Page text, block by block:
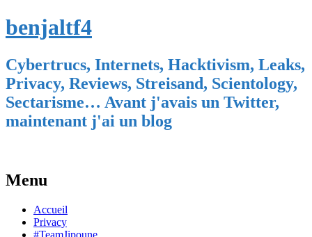
benjaltf4
Cybertrucs, Internets, Hacktivism, Leaks,
Privacy, Reviews, Streisand, Scientology,
Sectarisme… Avant j'avais un Twitter,
maintenant j'ai un blog
Menu
Skip
content
Accueil
Privacy
#TeamJipoune